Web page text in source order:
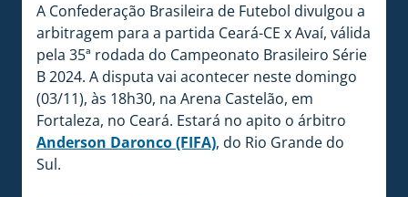
A Confederação Brasileira de Futebol divulgou a
arbitragem para a partida Ceará-CE x Avaí, válida
pela 35ª rodada do Campeonato Brasileiro Série
B 2024. A disputa vai acontecer neste domingo
(03/11), às 18h30, na Arena Castelão, em
Fortaleza, no Ceará. Estará no apito o árbitro
Anderson Daronco (FIFA), do Rio Grande do
Sul.